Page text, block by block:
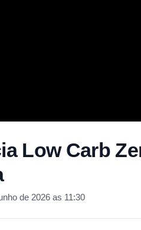
Low Carb
de 2026 as 11:30